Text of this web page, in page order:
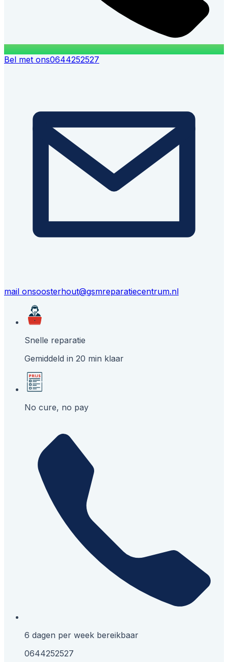
Bel met ons0644252527
mail onsoosterhout@gsmreparatiecentrum.nl
Snelle reparatie
Gemiddeld in 20 min klaar
No cure, no pay
6 dagen per week bereikbaar
0644252527